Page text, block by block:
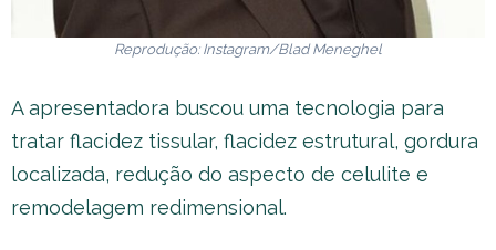
Reprodução: Instagram/Blad Meneghel
A apresentadora buscou uma tecnologia para
tratar flacidez tissular, flacidez estrutural, gordura
localizada, redução do aspecto de celulite e
remodelagem redimensional.